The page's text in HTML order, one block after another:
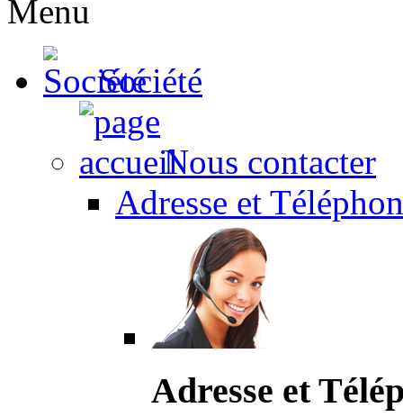
Menu
Société
Nous contacter
Adresse et
Adresse et